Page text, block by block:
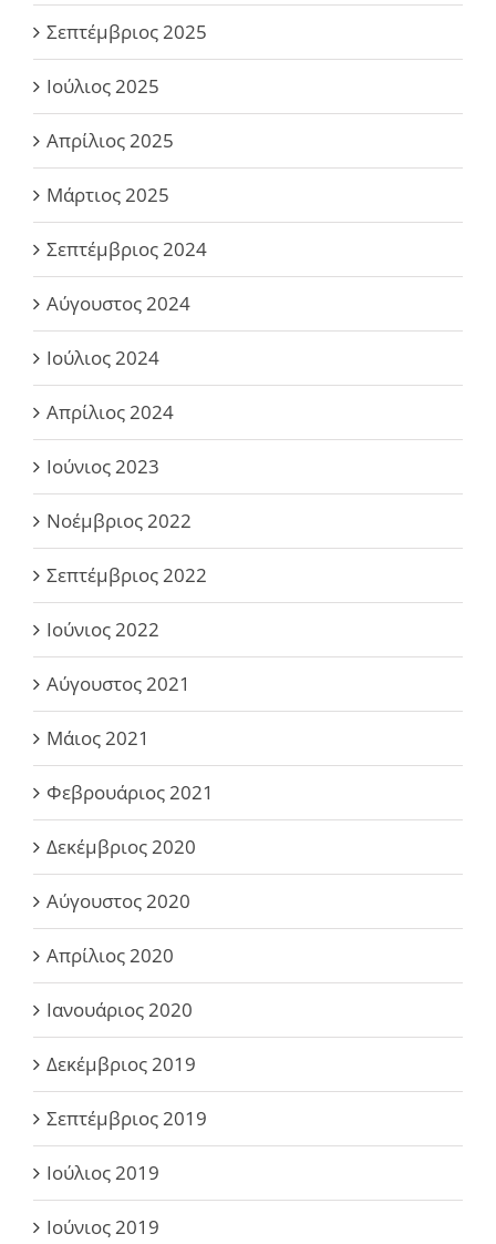
Σεπτέμβριος 2025
Ιούλιος 2025
Απρίλιος 2025
Μάρτιος 2025
Σεπτέμβριος 2024
Αύγουστος 2024
Ιούλιος 2024
Απρίλιος 2024
Ιούνιος 2023
Νοέμβριος 2022
Σεπτέμβριος 2022
Ιούνιος 2022
Αύγουστος 2021
Μάιος 2021
Φεβρουάριος 2021
Δεκέμβριος 2020
Αύγουστος 2020
Απρίλιος 2020
Ιανουάριος 2020
Δεκέμβριος 2019
Σεπτέμβριος 2019
Ιούλιος 2019
Ιούνιος 2019